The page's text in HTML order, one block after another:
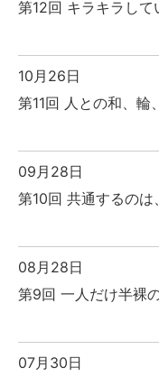
第12回 キラキラして
10月26日
第11回 人との和、輪
09月28日
第10回 共通するのは
08月28日
第9回 一人だけ半裸
07月30日